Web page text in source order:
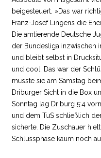
beigesteuert. »Das war
Franz-Josef Lingens die
Die amtierende Deutsche
der Bundesliga inzwischen
und bleibt selbst in
und cool. Das war der
musste sie am Samstag
Driburger Sicht in die Box
Sonntag lag Driburg 5:4
und dem TuS schließlich
sicherte. Die Zuschauer
Schlussphase kaum noch